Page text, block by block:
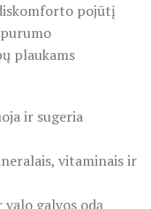
pojūtį
plaukams
ir sugeria
vitaminais ir
valo galvos odą